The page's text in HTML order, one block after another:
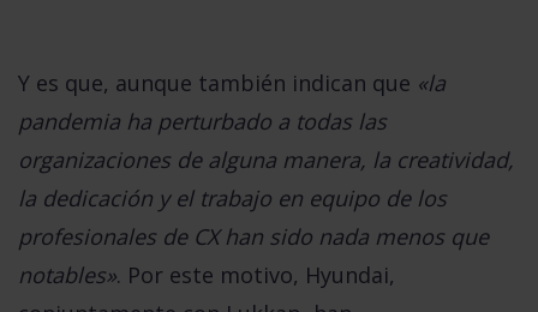
Y es que, aunque también indican que «la
pandemia ha perturbado a todas las
organizaciones de alguna manera, la creatividad,
la dedicación y el trabajo en equipo de los
profesionales de CX han sido nada menos que
notables». Por este motivo, Hyundai,